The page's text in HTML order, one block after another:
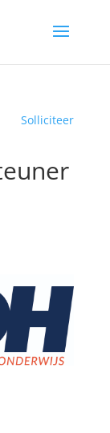
Solliciteer